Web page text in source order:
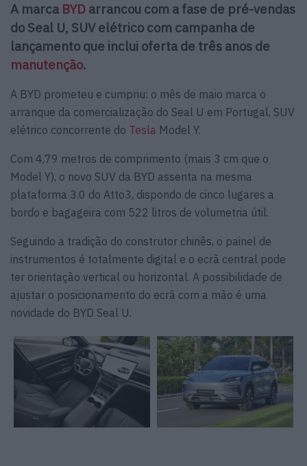
A marca BYD arrancou com a fase de pré-vendas
do Seal U, SUV elétrico com campanha de
lançamento que inclui oferta de três anos de
manutenção.
A BYD prometeu e cumpriu: o mês de maio marca o
arranque da comercialização do Seal U em Portugal, SUV
elétrico concorrente do Tesla Model Y.
Com 4,79 metros de comprimento (mais 3 cm que o
Model Y), o novo SUV da BYD assenta na mesma
plataforma 3.0 do Atto3, dispondo de cinco lugares a
bordo e bagageira com 522 litros de volumetria útil.
Seguindo a tradição do construtor chinês, o painel de
instrumentos é totalmente digital e o ecrã central pode
ter orientação vertical ou horizontal. A possibilidade de
ajustar o posicionamento do ecrã com a mão é uma
novidade do BYD Seal U.